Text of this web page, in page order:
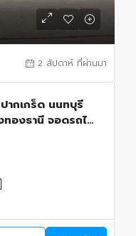
2 สัปดาห์ ที่ผ่านมา
ากเกร็ด นนทบุรี
ทองธานี จอดรถได้